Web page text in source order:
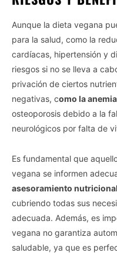
Aunque la dieta vegana
para la salud, como la
cardíacas, hipertensión y
riesgos si no se lleva a
privación de ciertos
negativas, como la
osteoporosis debido a la
neurológicos por falta de
Es fundamental que
vegana se informen
asesoramiento nutricional
cubriendo todas sus
adecuada. Además, es
vegana no garantiza
saludable, ya que es